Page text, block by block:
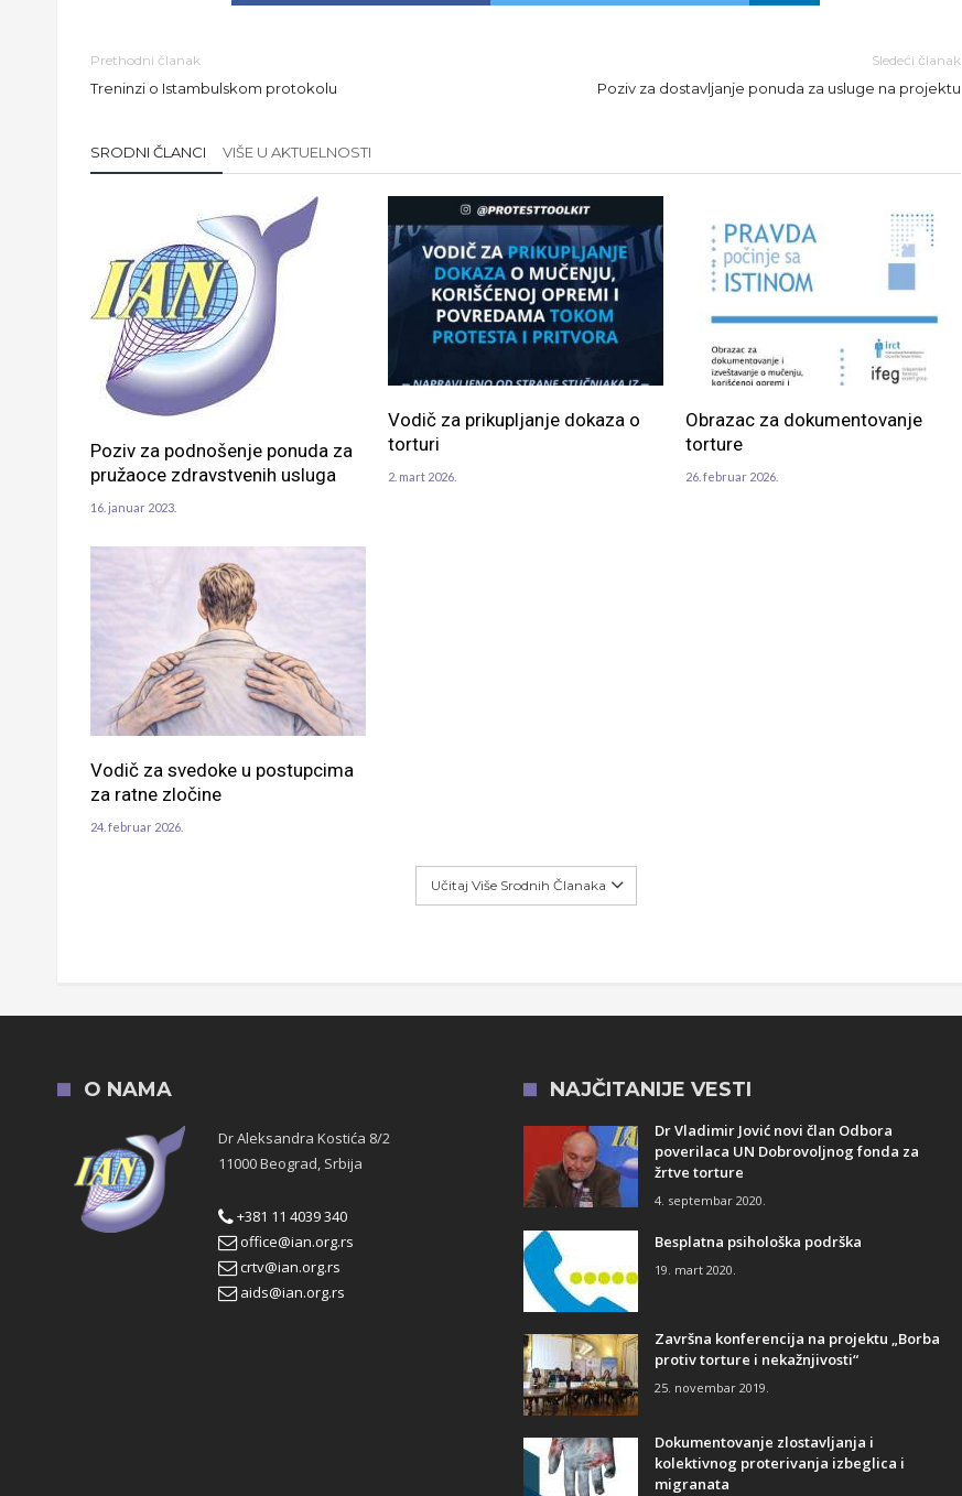
Prethodni članak
Treninzi o Istambulskom protokolu
Sledeći članak
Poziv za dostavljanje ponuda za usluge na projektu
SRODNI ČLANCI VIŠE U AKTUELNOSTI
Poziv za podnošenje ponuda za
pružaoce zdravstvenih usluga
16. januar 2023.
Vodič za prikupljanje dokaza o
torturi
2. mart 2026.
Obrazac za dokumentovanje
torture
26. februar 2026.
Vodič za svedoke u postupcima
za ratne zločine
24. februar 2026.
Učitaj Više Srodnih Članaka
O NAMA
Dr Aleksandra Kostića 8/2
11000 Beograd, Srbija
+381 11 4039 340
office@ian.org.rs
crtv@ian.org.rs
aids@ian.org.rs
NAJČITANIJE VESTI
Dr Vladimir Jović novi član Odbora
poverilaca UN Dobrovoljnog fonda za
žrtve torture
4. septembar 2020.
Besplatna psihološka podrška
19. mart 2020.
Završna konferencija na projektu „Borba
protiv torture i nekažnjivosti“
25. novembar 2019.
Dokumentovanje zlostavljanja i
kolektivnog proterivanja izbeglica i
migranata